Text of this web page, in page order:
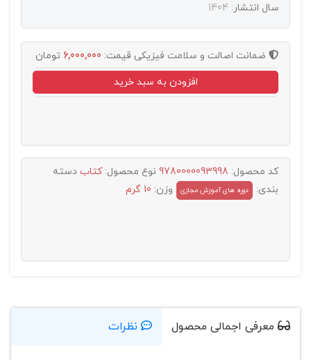
سال انتشار: 1404
ضمانت اصالت و سلامت فیزیکی قیمت: 6,000,000 تومان
افزودن به سبد خرید
کد محصول: 9780000093998 نوع محصول:کتاب دسته
بندی:
دوره های آموزش مجازی وزن: 10 گرم
معرفی اجمالی محصول نظرات